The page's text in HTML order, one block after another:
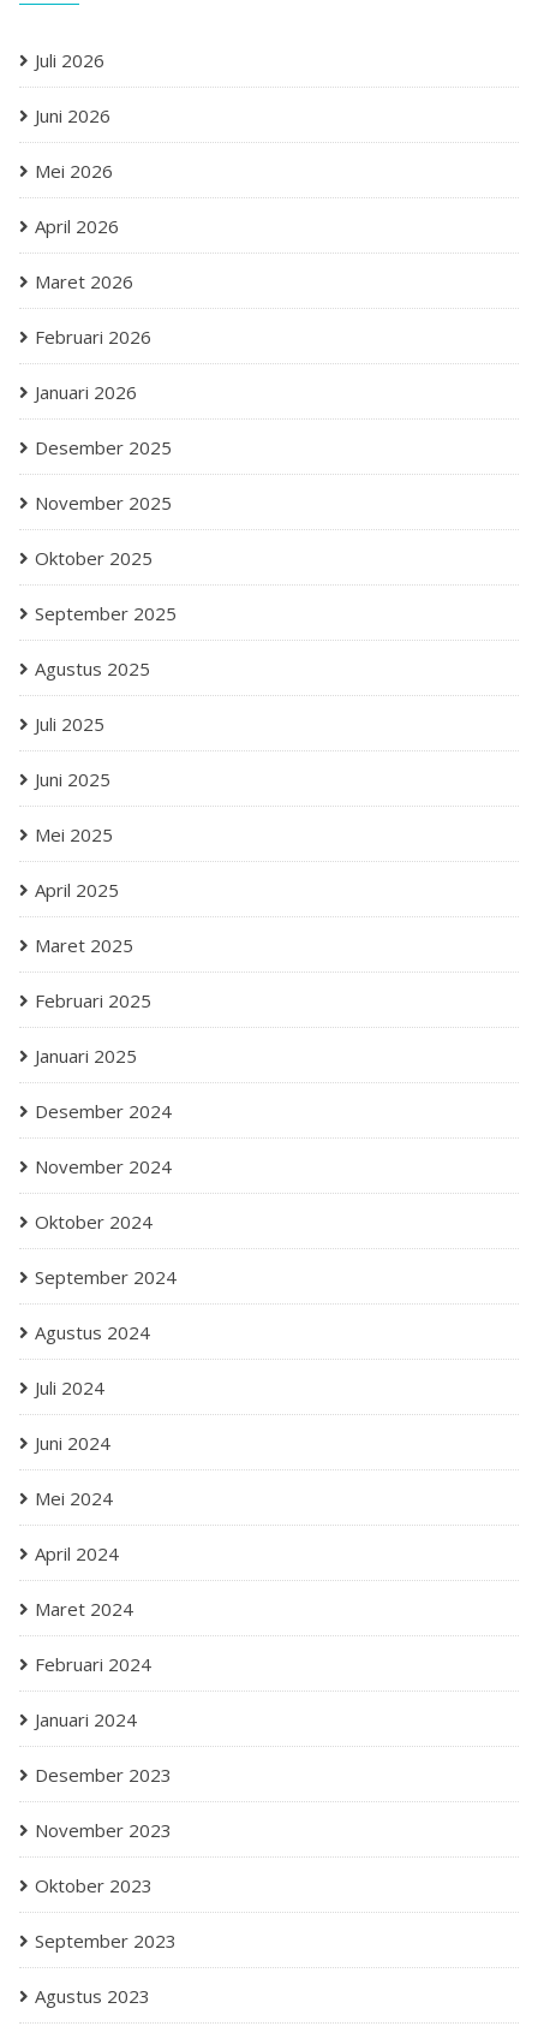
Juli 2026
Juni 2026
Mei 2026
April 2026
Maret 2026
Februari 2026
Januari 2026
Desember 2025
November 2025
Oktober 2025
September 2025
Agustus 2025
Juli 2025
Juni 2025
Mei 2025
April 2025
Maret 2025
Februari 2025
Januari 2025
Desember 2024
November 2024
Oktober 2024
September 2024
Agustus 2024
Juli 2024
Juni 2024
Mei 2024
April 2024
Maret 2024
Februari 2024
Januari 2024
Desember 2023
November 2023
Oktober 2023
September 2023
Agustus 2023